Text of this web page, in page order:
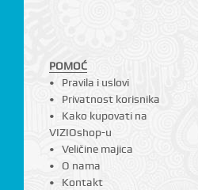
POMOĆ
Pravila i uslovi
Privatnost korisnika
Kako kupovati na
VIZIOshop-u
Veličine majica
O nama
Kontakt